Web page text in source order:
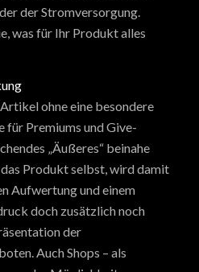
der Stromversorgung.
was für Ihr Produkt alles
ohne eine besondere
für Premiums und Give-
„Äußeres“ beinahe
Produkt selbst, wird damit
Aufwertung und einem
doch zusätzlich noch
der
Auch Shops – als